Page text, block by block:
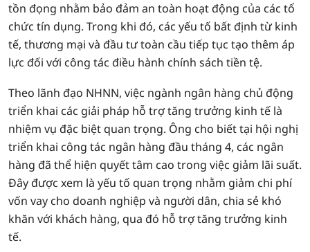
tồn đọng nhằm bảo đảm an toàn hoạt động của các tổ
chức tín dụng. Trong khi đó, các yếu tố bất định từ kinh
tế, thương mại và đầu tư toàn cầu tiếp tục tạo thêm áp
lực đối với công tác điều hành chính sách tiền tệ.
Theo lãnh đạo NHNN, việc ngành ngân hàng chủ động
triển khai các giải pháp hỗ trợ tăng trưởng kinh tế là
nhiệm vụ đặc biệt quan trọng. Ông cho biết tại hội nghị
triển khai công tác ngân hàng đầu tháng 4, các ngân
hàng đã thể hiện quyết tâm cao trong việc giảm lãi suất.
Đây được xem là yếu tố quan trọng nhằm giảm chi phí
vốn vay cho doanh nghiệp và người dân, chia sẻ khó
khăn với khách hàng, qua đó hỗ trợ tăng trưởng kinh
tế.